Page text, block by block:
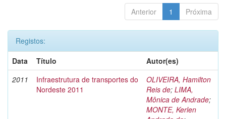
Anterior 1 Próxima
Registos:
Data
Título
Autor(es)
2011
Infraestrutura de transportes do
Nordeste 2011
OLIVEIRA, Hamilton
Reis de; LIMA,
Mônica de Andrade;
MONTE, Kerlen